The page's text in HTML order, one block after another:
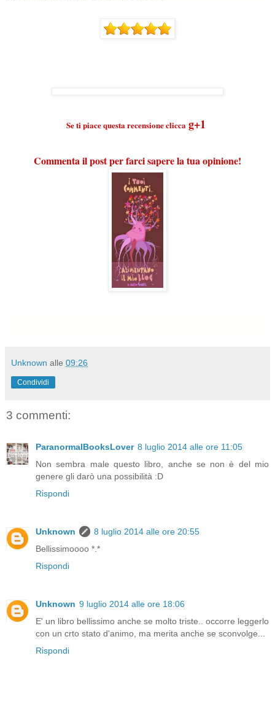
Se ti piace questa recensione clicca g+1
Commenta il post per farci sapere la tua opinione!
Unknown alle 09:26
Condividi
3 commenti:
ParanormalBooksLover 8 luglio 2014 alle ore 11:05
Non sembra male questo libro, anche se non è del mio
genere gli darò una possibilità :D
Rispondi
Unknown
8 luglio 2014 alle ore 20:55
Bellissimoooo *.*
Rispondi
Unknown 9 luglio 2014 alle ore 18:06
E' un libro bellissimo anche se molto triste.. occorre leggerlo
con un crto stato d'animo, ma merita anche se sconvolge...
Rispondi